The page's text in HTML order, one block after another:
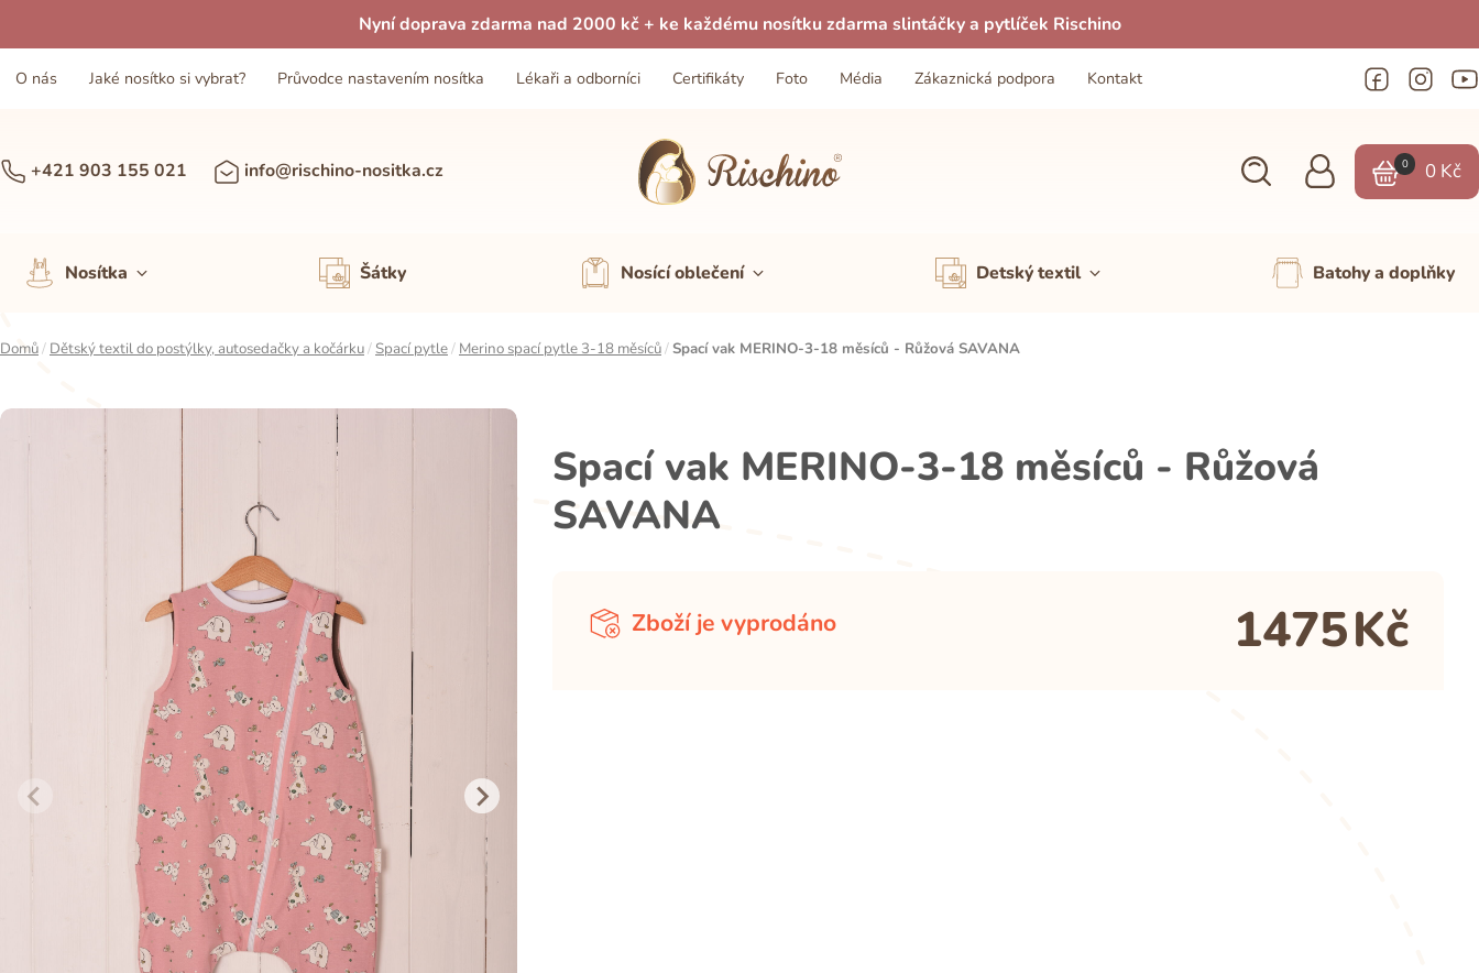
Nyní doprava zdarma nad 2000 kč + ke každému nosítku zdarma slintáčky a pytlíček Rischino
O nás Jaké nosítko si vybrat? Průvodce nastavením nosítka Lékaři a odborníci Certifikáty Foto Média Zákaznická podpora Kontakt
+421 903 155 021 info@rischino-nositka.cz 0 0 Kč
Nosítka Šátky Nosící oblečení Detský textil Batohy a doplňky
Domů/ Dětský textil do postýlky, autosedačky a kočárku/ Spací pytle/ Merino spací pytle 3-18 měsíců/Spací vak MERINO-3-18 měsíců - Růžová SAVANA
Spací vak MERINO-3-18 měsíců - Růžová
SAVANA
Zboží je vyprodáno 1475Kč